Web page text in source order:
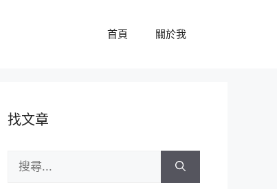
首頁 關於我
找文章
尋: